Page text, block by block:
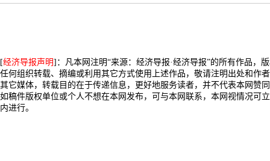
[经济导报声明]：凡本网注明“来源：经济导报·经济导报”的所有作品，
任何组织转载、摘编或利用其它方式使用上述作品，敬请注明出处和作
其它媒体，转载目的在于传递信息，更好地服务读者，并不代表本网赞
如稿件版权单位或个人不想在本网发布，可与本网联系，本网视情况可
内进行。